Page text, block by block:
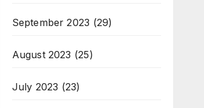
September 2023 (29)
August 2023 (25)
July 2023 (23)